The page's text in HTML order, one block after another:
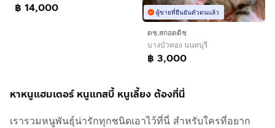
฿ 14,000 ผู้ขายที่ยืนยันตัวตนแล้ว
ดช.สกอตติช
บางบัวทอง นนทบุรี
฿ 3,000
หาหนูแฮมเตอร์ หนูแกสบี้ หนูเลี้ยง ต้องที่นี่
เรารวมหนูพันธุ์น่ารักทุกชนิดเอาไว้ที่นี่ สำหรับใครที่อยาก